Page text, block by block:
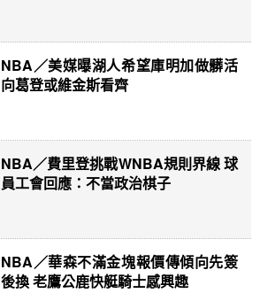
NBA／美媒曝湖人希望庫明加做髒活
向葛登或維金斯看齊
NBA／費里登挑戰WNBA規則界線 球
員工會回應：不當政治棋子
NBA／華森不滿金塊報價傳傾向先簽
後換 老鷹公鹿快艇騎士感興趣